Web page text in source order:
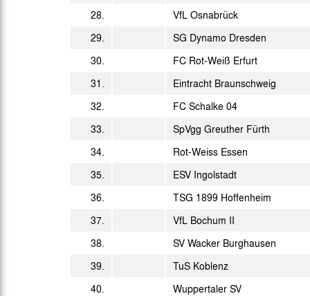
Mo. 17.04.2006
20:15 Uhr
19:00 Uhr
Di. 02.05.2006
17:30 Uhr
So. 07.05.2006
So. 14.05.2006
15:00 Uhr
19:30 Uhr
Do. 25.05.2006
15:00 Uhr
Fr. 26.05.2006
28. VfL Osnabrück
29. SG Dynamo Dresden
30. FC Rot-Weiß Erfurt
31. Eintracht Braunschweig
32. FC Schalke 04
33. SpVgg Greuther Fürth
34. Rot-Weiss Essen
35. ESV Ingolstadt
36. TSG 1899 Hoffenheim
37. VfL Bochum II
38. SV Wacker Burghausen
39. TuS Koblenz
40. Wuppertaler SV